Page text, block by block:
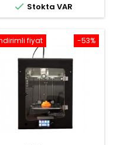
 Stokta VAR
-53%
fiyat